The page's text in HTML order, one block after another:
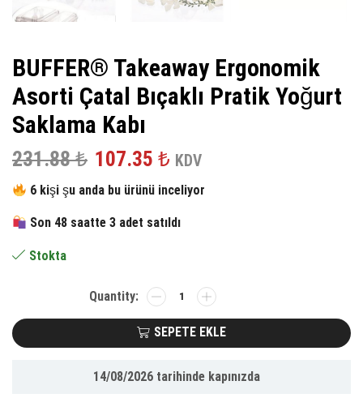
BUFFER® Takeaway Ergonomik
Asorti Çatal Bıçaklı Pratik Yoğurt
Saklama Kabı
231.88₺ Orijinal
fiyat:
231.88 ₺.
107.35 ₺ Şu
andaki
fiyat:
KDV
6 kişi şu anda bu ürünü inceliyor
Son 48 saatte 3 adet satıldı
Stokta
BUFFER®
Takeaway
Ergonomik
Asorti
Bıçaklı
SEPETE EKLE
14/08/2026 tarihinde kapınızda